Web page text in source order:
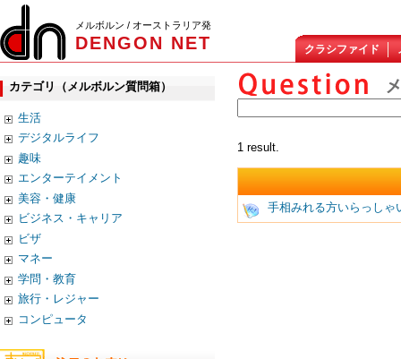
メルボルン / オーストラリア発
DENGON NET クラシファイド
カテゴリ（メルボルン質問箱）
生活
デジタルライフ
趣味
エンターテイメント
美容・健康
ビジネス・キャリア
ビザ
マネー
学問・教育
旅行・レジャー
コンピュータ
1 result.
手相みれる方いらっしゃ